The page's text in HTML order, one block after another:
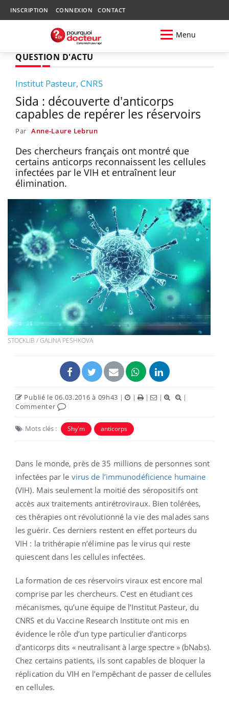
INSCRIPTION CONNEXION CONTACT
Menu
QUESTION D'ACTU
Institut Pasteur, CNRS
Sida : découverte d'anticorps
capables de repérer les réservoirs
Par Anne-Laure Lebrun
Des chercheurs français ont montré que
certains anticorps reconnaissent les cellules
infectées par le VIH et entraînent leur
élimination.
STOCKLIB / GALINA PESHKOVA
Publié le 06.03.2016 à 09h43 | | | |
|
Commenter
Mots clés : Shy'm anticorps
Dans le monde, près de 35 millions de personnes sont
infectées par le virus de l’immunodéficience humaine
(VIH). Mais seulement la moitié des séropositifs ont
accès aux traitements antirétroviraux. Bien tolérées,
ces thérapies ont révolutionné la vie des malades sans
les guérir. Ces derniers restent en effet porteurs du
VIH : la trithérapie n’élimine pas le virus qui reste
quiescent dans les cellules infectées.
La formation de ces réservoirs viraux est encore mal
comprise par les chercheurs. C’est en étudiant ces
mécanismes, qu’une équipe de l’Institut Pasteur, du
CNRS et du Vaccine Research Institute ont mis en
évidence le rôle d’un type particulier d’anticorps
d’anticorps dits « neutralisant à large spectre » (bNabs).
Chez certains patients, ils sont capables de bloquer la
réplication du VIH en l’empêchant de passer de cellules
en cellules.